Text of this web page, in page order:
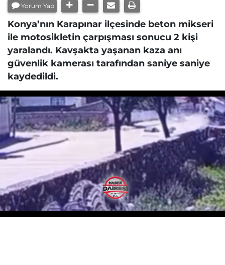
Yorum Yap
Konya’nın Karapınar ilçesinde beton mikseri
ile motosikletin çarpışması sonucu 2 kişi
yaralandı. Kavşakta yaşanan kaza anı
güvenlik kamerası tarafından saniye saniye
kaydedildi.